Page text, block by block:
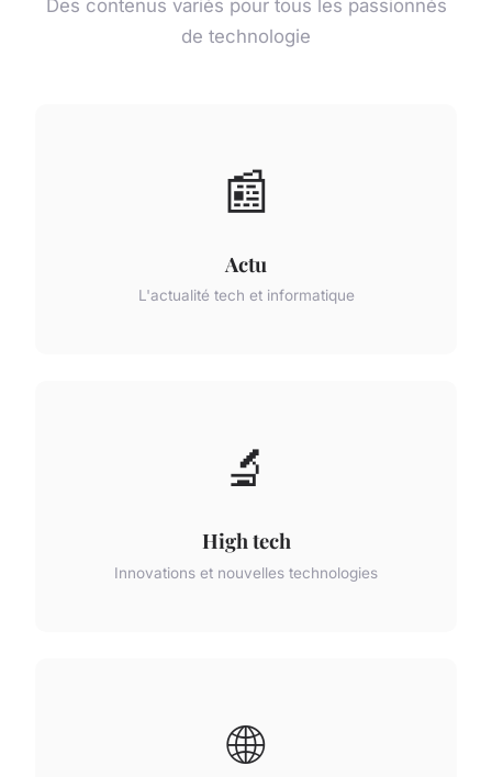
Des contenus variés pour tous les passionnés
de technologie
📰
Actu
L'actualité tech et informatique
🔬
High tech
Innovations et nouvelles technologies
🌐